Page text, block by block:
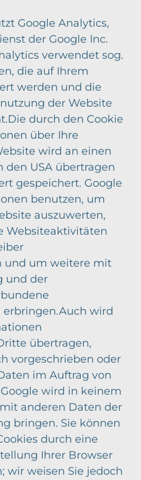
Google Analytics,
der Google Inc.
verwendet sog.
die auf Ihrem
werden und die
der Website
durch den Cookie
über Ihre
wird an einen
den USA übertragen
gespeichert. Google
benutzen, um
auszuwerten,
Websiteaktivitäten
und um weitere mit
und der
wird
übertragen,
vorgeschrieben oder
im Auftrag von
wird in keinem
anderen Daten der
bringen. Sie können
durch eine
Ihrer Browser
wir weisen Sie jedoch